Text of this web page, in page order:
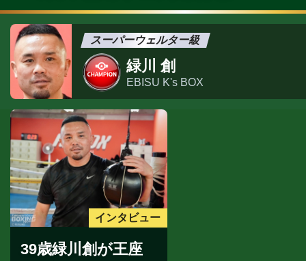
スーパーウェルター級
緑川 創
EBISU K's BOX
インタビュー
39歳緑川創が王座